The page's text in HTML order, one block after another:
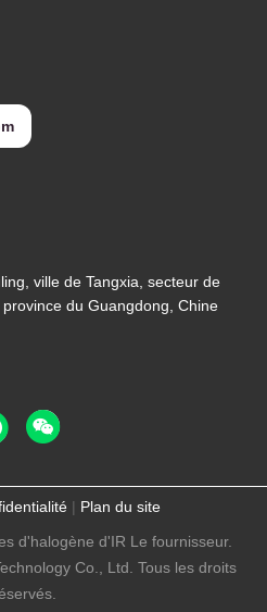
ville de Tangxia, secteur de
du Guangdong, Chine
| Plan du site
d'halogène d'IR Le fournisseur.
Co., Ltd. Tous les droits